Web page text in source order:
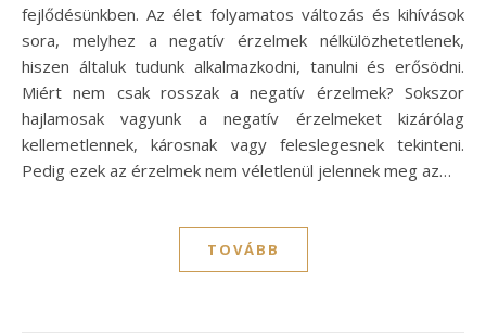
fejlődésünkben. Az élet folyamatos változás és kihívások
sora, melyhez a negatív érzelmek nélkülözhetetlenek,
hiszen általuk tudunk alkalmazkodni, tanulni és erősödni.
Miért nem csak rosszak a negatív érzelmek? Sokszor
hajlamosak vagyunk a negatív érzelmeket kizárólag
kellemetlennek, károsnak vagy feleslegesnek tekinteni.
Pedig ezek az érzelmek nem véletlenül jelennek meg az…
TOVÁBB